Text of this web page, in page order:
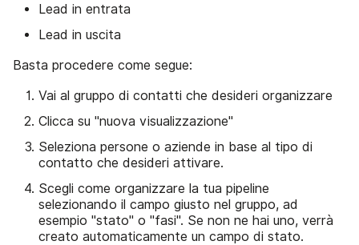
Lead in entrata
Lead in uscita
Basta procedere come segue:
Vai al gruppo di contatti che desideri organizzare
Clicca su "nuova visualizzazione"
Seleziona persone o aziende in base al tipo di
contatto che desideri attivare.
Scegli come organizzare la tua pipeline
selezionando il campo giusto nel gruppo, ad
esempio "stato" o "fasi". Se non ne hai uno, verrà
creato automaticamente un campo di stato.